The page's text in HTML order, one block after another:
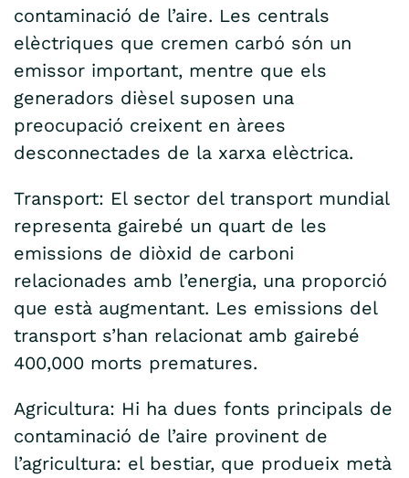
contaminació de l’aire. Les centrals
elèctriques que cremen carbó són un
emissor important, mentre que els
generadors dièsel suposen una
preocupació creixent en àrees
desconnectades de la xarxa elèctrica.
Transport: El sector del transport mundial
representa gairebé un quart de les
emissions de diòxid de carboni
relacionades amb l’energia, una proporció
que està augmentant. Les emissions del
transport s’han relacionat amb gairebé
400,000 morts prematures.
Agricultura: Hi ha dues fonts principals de
contaminació de l’aire provinent de
l’agricultura: el bestiar, que produeix metà